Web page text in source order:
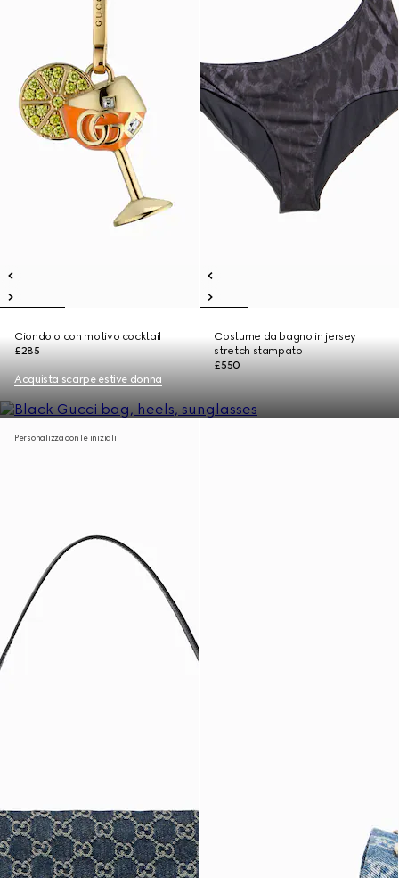
Ciondolo con motivo cocktail
£285
Costume da bagno in jersey
stretch stampato
£550
Acquista scarpe estive donna
Personalizza con le iniziali